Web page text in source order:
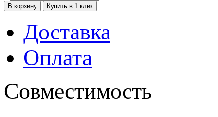
Доставка
Оплата
Совместимость